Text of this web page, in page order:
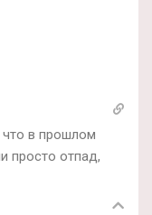
в прошлом
просто отпад,